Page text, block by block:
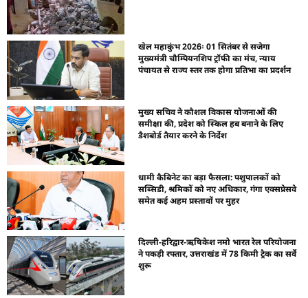
खेल महाकुंभ 2026ः 01 सितंबर से सजेगा
मुख्यमंत्री चौम्पियनशिप ट्रॉफी का मंच, न्याय
पंचायत से राज्य स्तर तक होगा प्रतिभा का प्रदर्शन
मुख्य सचिव ने कौशल विकास योजनाओं की
समीक्षा की, प्रदेश को स्किल हब बनाने के लिए
डैशबोर्ड तैयार करने के निर्देश
धामी कैबिनेट का बड़ा फैसला: पशुपालकों को
सब्सिडी, श्रमिकों को नए अधिकार, गंगा एक्सप्रेसवे
समेत कई अहम प्रस्तावों पर मुहर
दिल्ली-हरिद्वार-ऋषिकेश नमो भारत रेल परियोजना
ने पकड़ी रफ्तार, उत्तराखंड में 78 किमी ट्रैक का सर्वे
शुरू